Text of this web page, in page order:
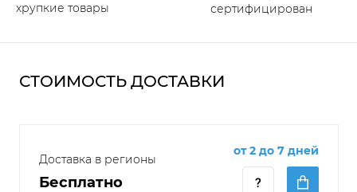
хрупкие товары
сертифицирован
СТОИМОСТЬ ДОСТАВКИ
Доставка в регионы
Бесплатно
от 2 до 7 дней